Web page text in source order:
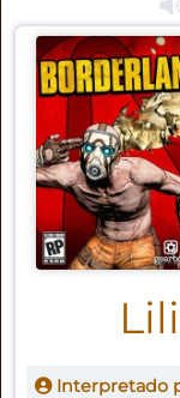
Interpretado